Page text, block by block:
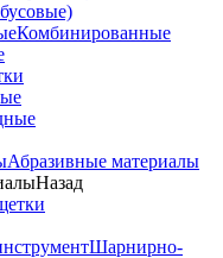
Комбинированные
Абразивные материалы
Назад
Шарнирно-